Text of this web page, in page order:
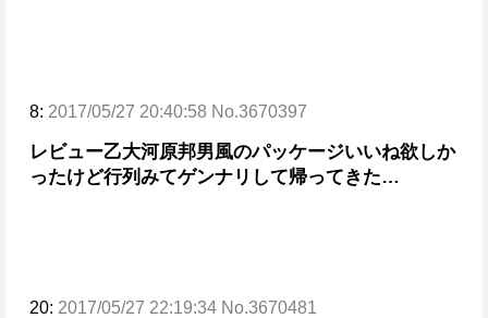
8: 2017/05/27 20:40:58 No.3670397
レビュー乙大河原邦男風のパッケージいいね欲しか
ったけど行列みてゲンナリして帰ってきた…
20: 2017/05/27 22:19:34 No.3670481